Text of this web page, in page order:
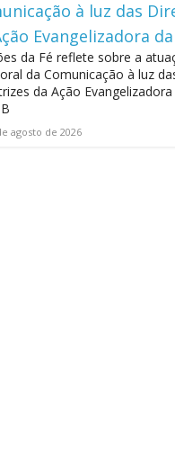
da Fé reflete sobre a
da Comunicação à luz
da Ação Evangelizadora
agosto de 2026